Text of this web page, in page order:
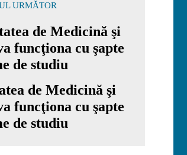
URMĂTOR
de Medicină şi
funcţiona cu şapte
de studiu